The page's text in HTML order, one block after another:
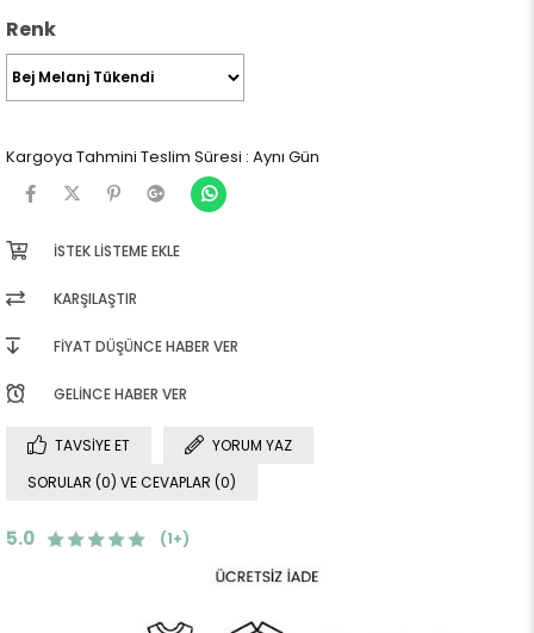
Renk
Kargoya Tahmini Teslim Süresi : Aynı Gün
İSTEK LISTEME EKLE
KARŞILAŞTIR
FIYAT DÜŞÜNCE HABER VER
GELINCE HABER VER
TAVSIYE ET
YORUM YAZ
SORULAR (0) VE CEVAPLAR (0)
5.0 (1+)